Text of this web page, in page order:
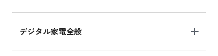
デジタル家電全般iPad Air 11インチ シリーズ
iPad Air 11インチ の新品買取価格